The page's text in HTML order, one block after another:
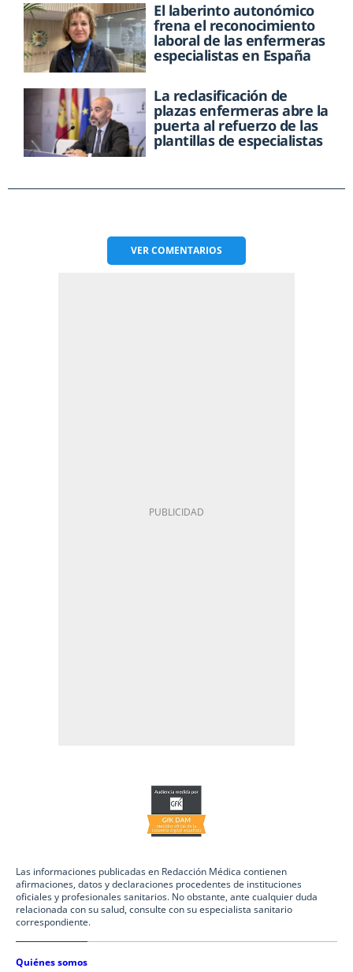
El laberinto autonómico
frena el reconocimiento
laboral de las enfermeras
especialistas en España
La reclasificación de
plazas enfermeras abre la
puerta al refuerzo de las
plantillas de especialistas
VERCOMENTARIOS
Las informaciones publicadas en Redacción Médica contienen
afirmaciones, datos y declaraciones procedentes de instituciones
oficiales y profesionales sanitarios. No obstante, ante cualquier duda
relacionada con su salud, consulte con su especialista sanitario
correspondiente.
Quiénes somos